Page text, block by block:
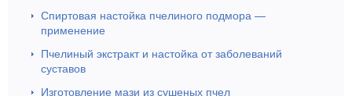
Спиртовая настойка пчелиного подмора —
применение
Пчелиный экстракт и настойка от заболеваний
суставов
Изготовление мази из сушеных пчел